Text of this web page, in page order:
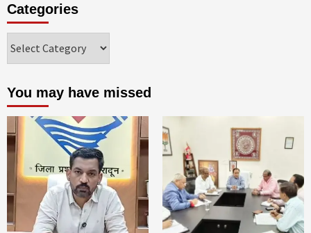
Categories
You may have missed